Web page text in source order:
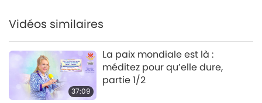
Entre Maître et disciples
27:12
Le fantôme zélé déclarant à
tort qu’il est le Bouddha
Maitreya, partie 9/9
tout petite. Je vous l’ai dit bien avant. Et je me
disais : « C’est le son des étoiles. » Je l’appelais
le « son des étoiles » parce que lorsque je
sortais et que je regardais le ciel, les sons
Vidéos similaires
37:09
La paix mondiale est là :
méditez pour qu’elle dure,
partie 1/2